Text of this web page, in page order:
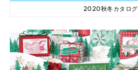
2020秋冬カタログ